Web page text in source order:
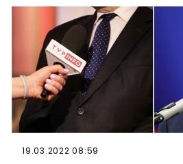
narodowej Marcin Ociepa.We
Müller przekazał, że Mateusz
dymisji Jarosława Gowina z
szefa resortu rozwoju.Premier
Dudy o zatwierdzenie decyzji i
Porozumienia.Po ogłoszeniu
zapowiedział, że ruch szefa rządu
koniec Zjednoczonej Prawicy.
19.03.2022 08:59